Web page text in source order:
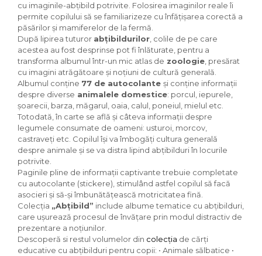
cu imaginile-abțibild potrivite. Folosirea imaginilor reale îi
permite copilului să se familiarizeze cu înfățișarea corectă a
păsărilor și mamiferelor de la fermă.
După lipirea tuturor abțibildurilor , colile de pe care
acestea au fost desprinse pot fi înlăturate, pentru a
transforma albumul într-un mic atlas de zoologie , presărat
cu imagini atrăgătoare și noțiuni de cultură generală.
Albumul conține 77 de autocolante și conține informații
despre diverse animalele domestice: porcul, iepurele,
șoarecii, barza, măgarul, oaia, calul, poneiul, mielul etc.
Totodată, în carte se află și câteva informații despre
legumele consumate de oameni: usturoi, morcov,
castraveți etc. Copilul își va îmbogăți cultura generală
despre animale și se va distra lipind abțibilduri în locurile
potrivite.
Paginile pline de informații captivante trebuie completate
cu autocolante (stickere), stimulând astfel copilul să facă
asocieri și să-și îmbunătățească motricitatea fină.
Colecția „Abțibild” include albume tematice cu abțibilduri,
care ușurează procesul de învățare prin modul distractiv de
prezentare a noțiunilor.
Descoperă si restul volumelor din colecția de cărți
educative cu abțibilduri pentru copii: • Animale sălbatice •